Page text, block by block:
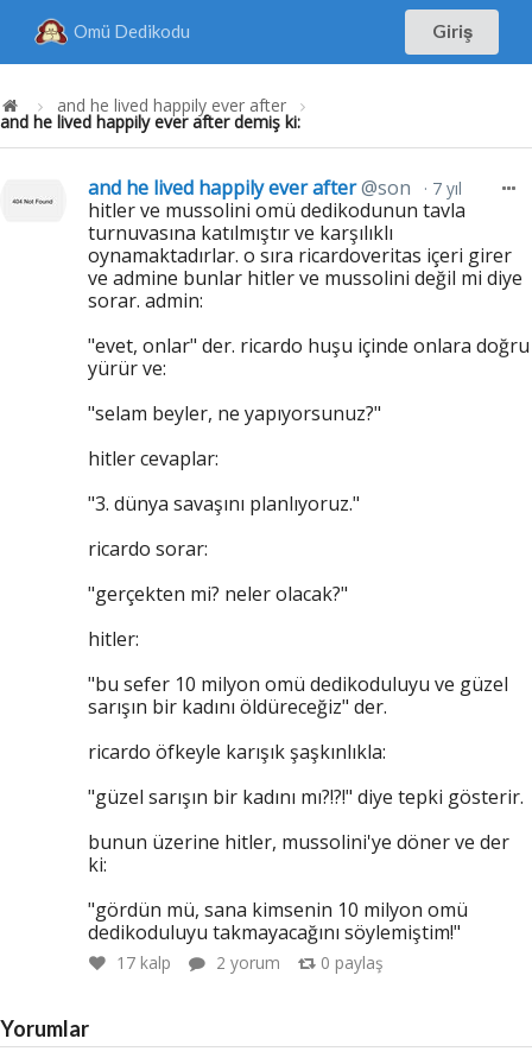
Omü Dedikodu Giriş
and he lived happily ever after
and he lived happily ever after demiş ki:
and he lived happily ever after@son 7 yıl
hitler ve mussolini omü dedikodunun tavla
turnuvasına katılmıştır ve karşılıklı
oynamaktadırlar. o sıra ricardoveritas içeri girer
ve admine bunlar hitler ve mussolini değil mi diye
sorar. admin:
"evet, onlar" der. ricardo huşu içinde onlara doğru
yürür ve:
"selam beyler, ne yapıyorsunuz?"
hitler cevaplar:
"3. dünya savaşını planlıyoruz."
ricardo sorar:
"gerçekten mi? neler olacak?"
hitler:
"bu sefer 10 milyon omü dedikoduluyu ve güzel
sarışın bir kadını öldüreceğiz" der.
ricardo öfkeyle karışık şaşkınlıkla:
"güzel sarışın bir kadını mı?!?!" diye tepki gösterir.
bunun üzerine hitler, mussolini'ye döner ve der
ki:
"gördün mü, sana kimsenin 10 milyon omü
dedikoduluyu takmayacağını söylemiştim!"
17kalp 2 yorum 0 paylaş
Yorumlar